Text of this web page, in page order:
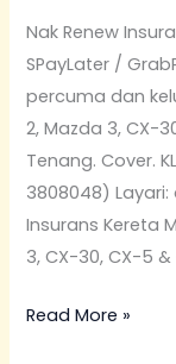
Nak Renew
SPayLater /
percuma dan
2, Mazda 3, CX-
Tenang. Cover.
3808048)
Insurans Kereta
3, CX-30, CX-5
Read More »